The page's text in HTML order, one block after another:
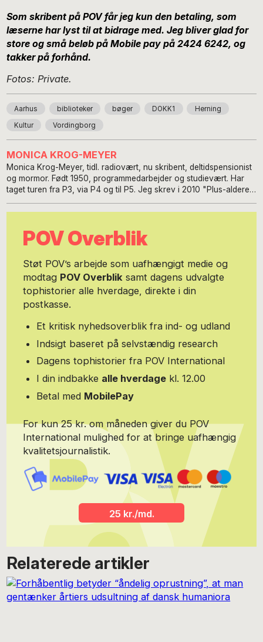
Som skribent på POV får jeg kun den betaling, som
læserne har lyst til at bidrage med. Jeg bliver glad for
store og små beløb på Mobile pay på 2424 6242, og
takker på forhånd.
Fotos: Private.
Aarhus biblioteker bøger DOKK1 Herning
Kultur Vordingborg
MONICA KROG-MEYER
Monica Krog-Meyer, tidl. radiovært, nu skribent, deltidspensionist
og mormor. Født 1950, programmedarbejder og studievært. Har
taget turen fra P3, via P4 og til P5. Jeg skrev i 2010 "Plus-alderen
rundt i Danmark.
POV Overblik
Støt POV’s arbejde som uafhængigt medie og
modtag POV Overbliksamt dagens udvalgte
tophistorier alle hverdage, direkte i din
postkasse.
Et kritisk nyhedsoverblik fra ind- og udland
Indsigt baseret på selvstændig research
Dagens tophistorier fra POV International
I din indbakke alle hverdage kl. 12.00
Betal med MobilePay
For kun 25 kr. om måneden giver du POV
International mulighed for at bringe uafhængig
kvalitetsjournalistik.
25 kr./md.
Relaterede artikler